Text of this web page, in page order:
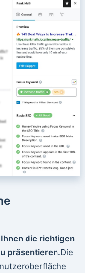
die richtigen
präsentieren.Die